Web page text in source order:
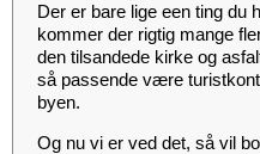
Der er bare lige een ting du
kommer der rigtig mange
den tilsandede kirke og
så passende være
byen.
Og nu vi er ved det, så vil